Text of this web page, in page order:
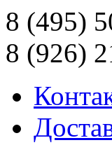
8 (495)
8 (926)